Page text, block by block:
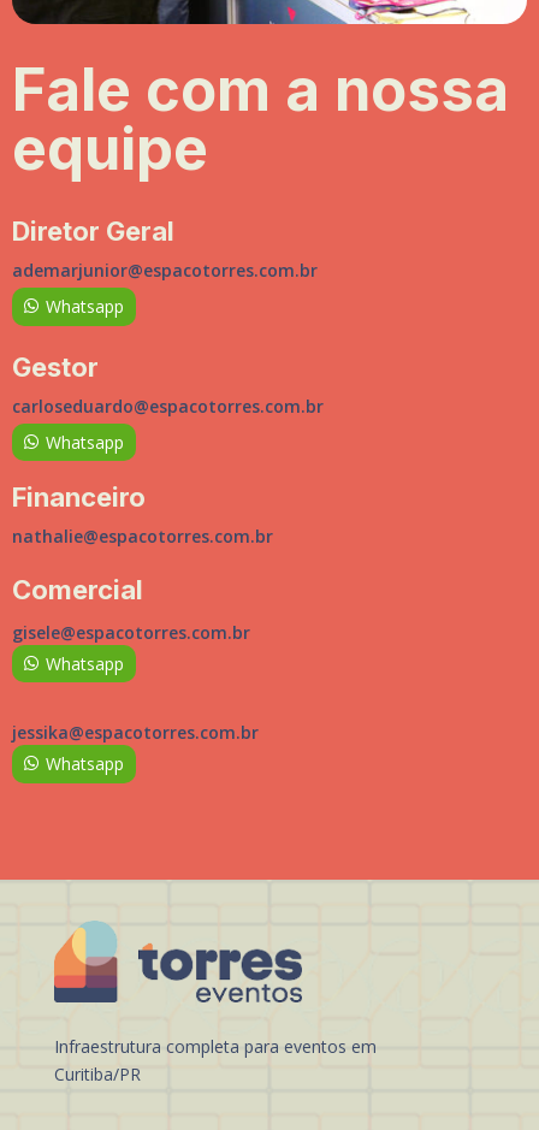
Fale com a nossa
equipe
Diretor Geral
ademarjunior@espacotorres.com.br
Whatsapp
Gestor
carloseduardo@espacotorres.com.br
Whatsapp
Financeiro
nathalie@espacotorres.com.br
Comercial
gisele@espacotorres.com.br
Whatsapp
jessika@espacotorres.com.br
Whatsapp
Infraestrutura completa para eventos em
Curitiba/PR